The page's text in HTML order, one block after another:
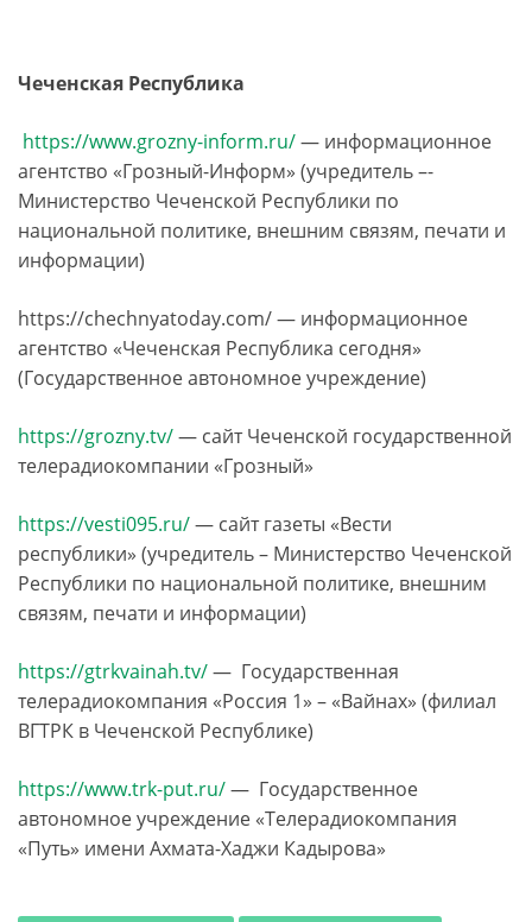
Чеченская Республика
https://www.grozny-inform.ru/— информационное
агентство «Грозный-Информ» (учредитель –­
Министерство Чеченской Республики по
национальной политике, внешним связям, печати и
информации)
https://chechnyatoday.com/ — информационное
агентство «Чеченская Республика сегодня»
(Государственное автономное учреждение)
https://grozny.tv/— сайт Чеченской государственной
телерадиокомпании «Грозный»
https://vesti095.ru/— сайт газеты «Вести
республики» (учредитель ­– Министерство Чеченской
Республики по национальной политике, внешним
связям, печати и информации)
https://gtrkvainah.tv/— Государственная
телерадиокомпания «Россия 1» ­– «Вайнах» (филиал
ВГТРК в Чеченской Республике)
https://www.trk-put.ru/— Государственное
автономное учреждение «Телерадиокомпания
«Путь» имени Ахмата-Хаджи Кадырова»